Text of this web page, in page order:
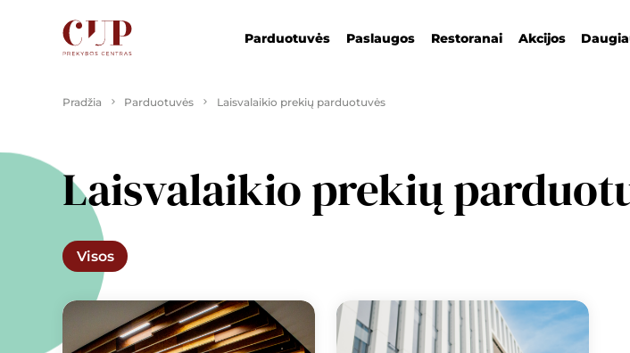
Parduotuvės Paslaugos Restoranai Akcijos
Pradžia Parduotuvės Laisvalaikio prekių parduotuvės
Laisvalaikio prekių
Visos